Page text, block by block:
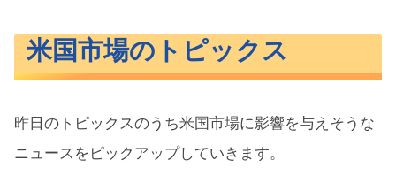
米国市場のトピックス
昨日のトピックスのうち米国市場に影響を与えそうな
ニュースをピックアップしていきます。